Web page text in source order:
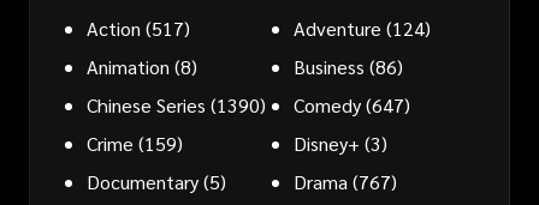
Action (517) Adventure (124)
Animation (8) Business (86)
Chinese Series (1390) Comedy(647)
Crime (159) Disney+ (3)
Documentary(5) Drama (767)